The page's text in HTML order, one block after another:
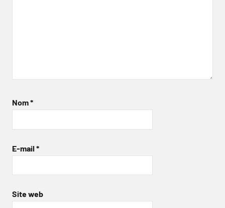
Nom*
E-mail *
Site web